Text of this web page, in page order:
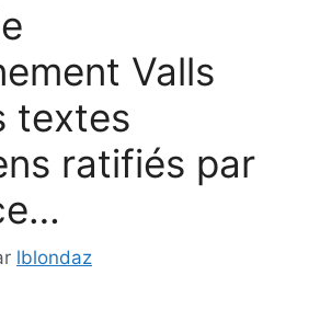
Valls
textes
ratifiés par
lblondaz